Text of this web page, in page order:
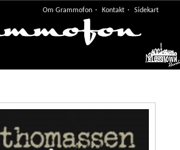
Om Grammofon Kontakt Sidekart
Meny